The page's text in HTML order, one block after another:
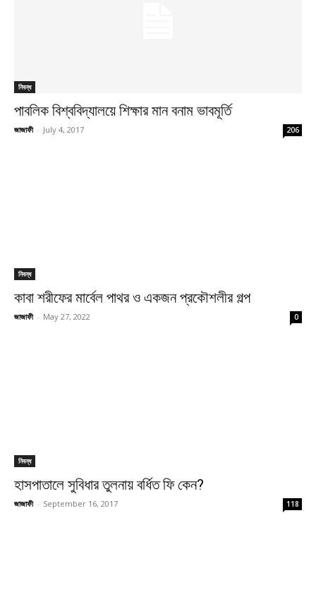
নিবন্ধ
পাবলিক বিশ্ববিদ্যালয়ে শিক্ষার মান বনাম ভাবমূর্তি
জাজাফী - July 4, 2017 206
নিবন্ধ
কাবা শরীফের মার্বেল পাথর ও একজন প্রকৌশলীর গল্প
জাজাফী - May 27, 2022 0
নিবন্ধ
হাসপাতালে সুবিধার তুলনায় বর্ধিত ফি কেন?
জাজাফী - September 16, 2017 118